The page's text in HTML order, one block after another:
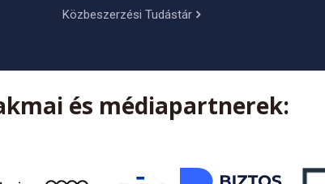
Közbeszerzési Tudástár
és médiapartnerek: